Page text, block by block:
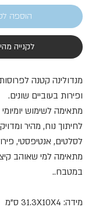
הוספה
לקנייה
מנדולינה קטנה
ופירות בעוביים שונים.
מתאימה לשימוש
לחיתוך נוח, מהיר
לסלטים, אנטיפסטי,
מתאימה למי שאוהב
במטבח..
מידה: 31.3X10X4 ס"מ